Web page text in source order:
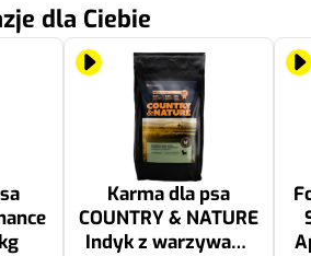
dla Ciebie
Karma dla psa
COUNTRY & NATURE
Indyk z warzywami